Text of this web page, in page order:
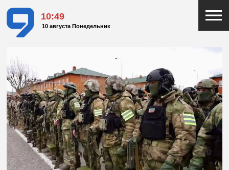
10:49
10 августа Понедельник